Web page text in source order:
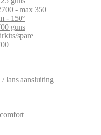
- max 350
- 150º
guns
spare
lans aansluiting